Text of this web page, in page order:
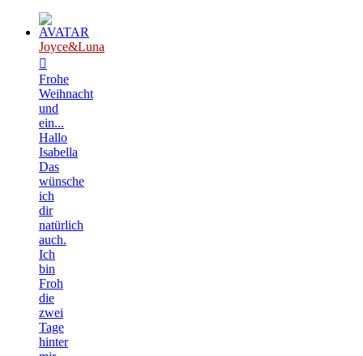
Joyce&Luna
Frohe
Weihnacht
und
ein...
Hallo
Isabella
Das
wünsche
ich
dir
natürlich
auch.
Ich
bin
Froh
die
zwei
Tage
hinter